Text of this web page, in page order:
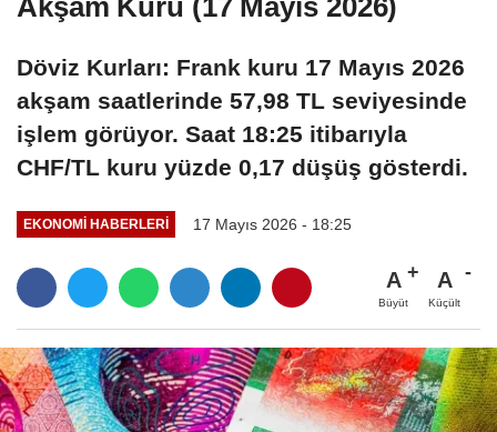
Döviz Kurları: Frank kuru 17 Mayıs 2026
akşam saatlerinde 57,98 TL seviyesinde
işlem görüyor. Saat 18:25 itibarıyla
CHF/TL kuru yüzde 0,17 düşüş gösterdi.
EKONOMI HABERLERI 17 Mayıs 2026 - 18:25
A
Büyüt
A
Küçült